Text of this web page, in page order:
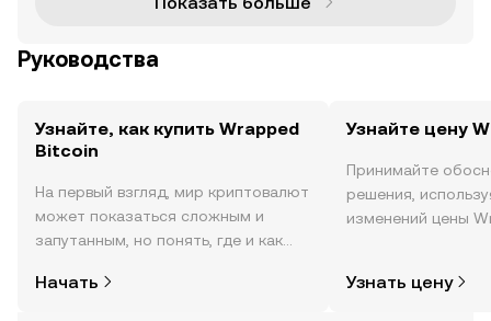
Руководства
Узнайте, как купить Wrapped
Bitcoin
На первый взгляд, мир криптовалют
может показаться сложным и
запутанным, но понять, где и как
так сложно. Начните исследовать
Начать
Узнайте цену
Принимайте
решения,
изменений цены
новости и многое
Узнать цену